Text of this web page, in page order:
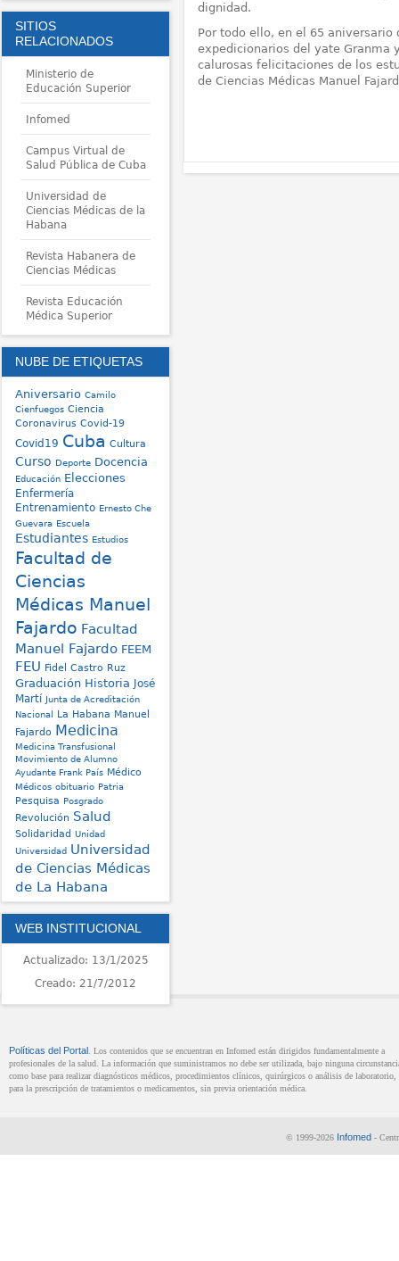
dignidad.
Por todo ello, en el 65 aniversario
expedicionarios del yate Granma
calurosas felicitaciones de los
de Ciencias Médicas Manuel
SITIOS
RELACIONADOS
Ministerio de
Educación Superior
Infomed
Campus Virtual de
Salud Pública de Cuba
Universidad de
Ciencias Médicas de la
Habana
Revista Habanera de
Ciencias Médicas
Revista Educación
Médica Superior
NUBE DE ETIQUETAS
Aniversario Camilo
Cienfuegos Ciencia
Coronavirus Covid-19
Covid19 Cuba Cultura
Curso Deporte Docencia
Educación Elecciones
Enfermería
Entrenamiento Ernesto Che
Guevara Escuela
Estudiantes Estudios
Facultad de
Ciencias
Médicas Manuel
Fajardo Facultad
Manuel Fajardo FEEM
FEU Fidel Castro Ruz
Graduación Historia
José
Martí Junta de Acreditación
Nacional
La Habana Manuel
Fajardo
Medicina
Medicina Transfusional
Movimiento de Alumno
Ayudante Frank País Médico
Médicos obituario Patria
Pesquisa Posgrado
Revolución Salud
Solidaridad Unidad
Universidad Universidad
de Ciencias Médicas
de La Habana
WEB INSTITUCIONAL
Actualizado: 13/1/2025
Creado: 21/7/2012
Políticas del Portal . Los contenidos que se encuentran en Infomed están dirigidos fundamentalmente a
profesionales de la salud. La información que suministramos no debe ser utilizada, bajo ninguna
como base para realizar diagnósticos médicos, procedimientos clínicos, quirúrgicos o análisis de laboratorio,
para la prescripción de tratamientos o medicamentos, sin previa orientación médica.
© 1999-2026 Infomed -